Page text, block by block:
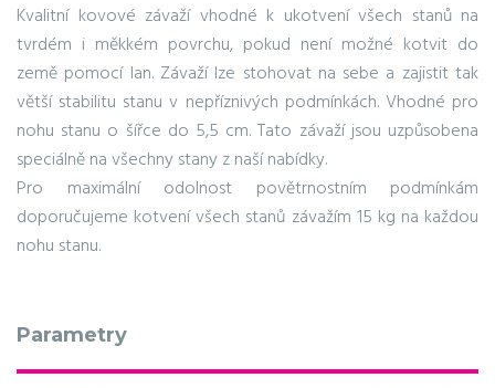
Kvalitní kovové závaží vhodné k ukotvení všech stanů na
tvrdém i měkkém povrchu, pokud není možné kotvit do
země pomocí lan. Závaží lze stohovat na sebe a zajistit tak
větší stabilitu stanu v nepříznivých podmínkách. Vhodné pro
nohu stanu o šířce do 5,5 cm. Tato závaží jsou uzpůsobena
speciálně na všechny stany z naší nabídky.
Pro maximální odolnost povětrnostním podmínkám
doporučujeme kotvení všech stanů závažím 15 kg na každou
nohu stanu.
Parametry